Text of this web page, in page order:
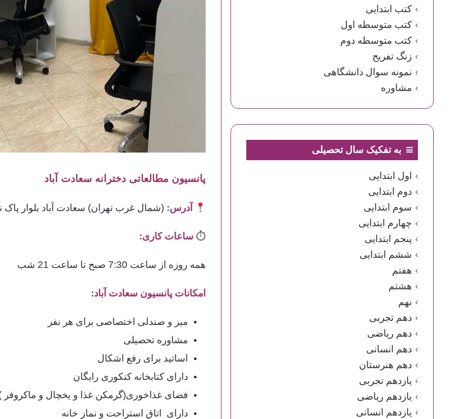
پانسیون مطالعاتی دخترانه سعادت آباد
آدرس: (شمال غرب تهران) سعادت آباد بلوار پاک
⏱ ساعات کاری:
همه روزه از ساعت 7:30 صبح تا ساعت 21 شب
امکانات پانسیون سعادت آباد:
میز و صندلی اختصاصی برای هر نفر
مشاوره تحصیلی
اساتید برای رفع اشکال
دارای کتابخانه کنکوری رایگان
فضای غذاخوری(گرمکن غذا و یخچال و ماکروفر
دارای اتاق استراحت و نماز خانه
کتب ابتدایی
کتب متوسطه اول
کتب متوسطه دوم
زنگ تفریح
نمونه سوال دانشگاهی
مشاوره
به تفکیک سال تحصیلی
اول ابتدایی
دوم ابتدایی
سوم ابتدایی
چهارم ابتدایی
پنجم ابتدایی
ششم ابتدایی
هفتم
هشتم
نهم
دهم تجربی
دهم ریاضی
دهم انسانی
دهم هنرستان
یازدهم تجربی
یازدهم ریاضی
یازدهم انسانی